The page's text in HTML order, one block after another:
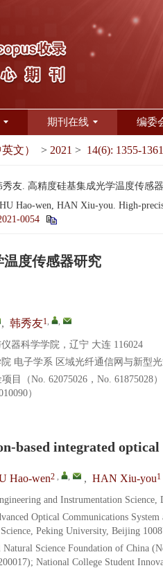
期刊在线 编委
文） > 2021 > 14(6): 1355-
友. 高精度硅基集成光学温度传感
Hao-wen, HAN Xiu-you. High-
0054
度传感器研究
, 韩秀友1, ,
器科学学院，辽宁 大连 116024
电子学系 区域光纤通信网与新型
目（No. 62075026，No.
）
based integrated optical
Hao-wen2 , , , HAN Xiu-you1
and Instrumentation
Optical Communications
Peking University, Beijing
Natural Science Foundation of China
National College Student